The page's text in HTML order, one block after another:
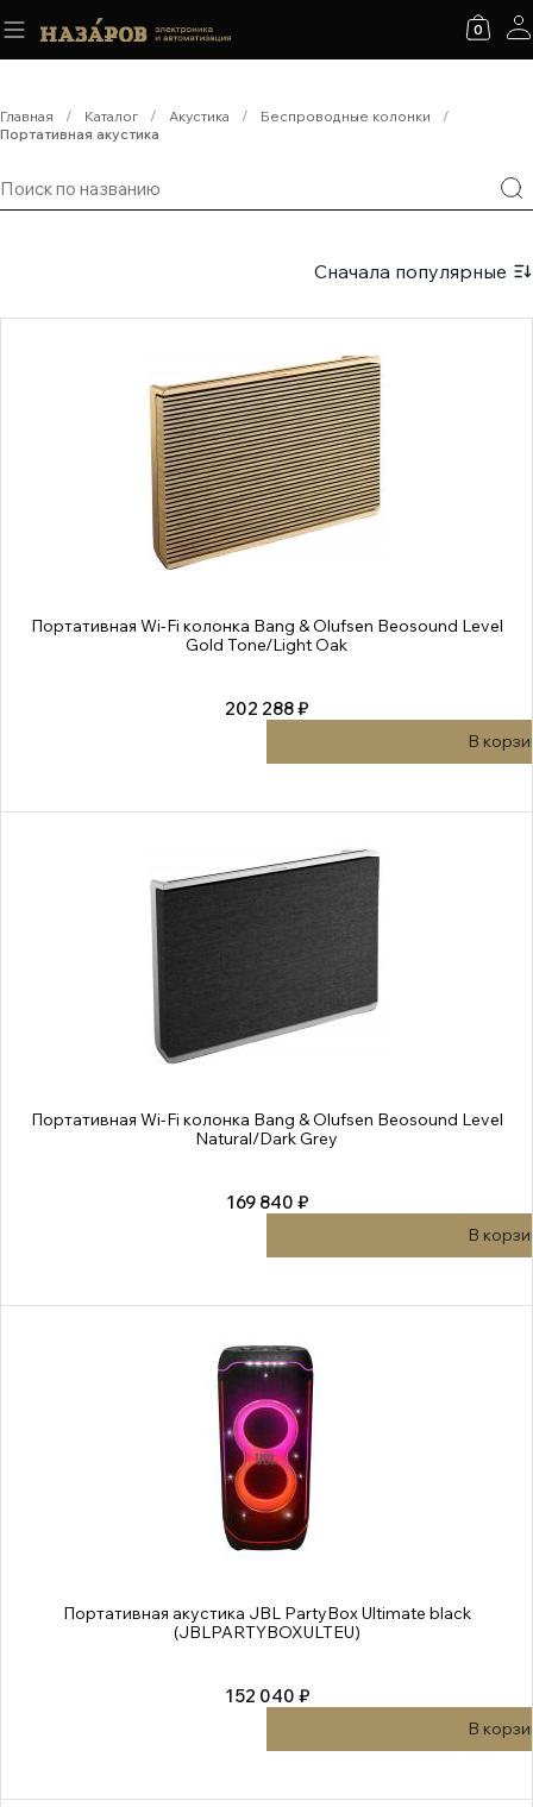
0
Главная / Каталог / Акустика / Беспроводные колонки
/
Портативная акустика
Сначала популярные
Портативная Wi-Fi колонка Bang & Olufsen Beosound Level
Gold Tone/Light Oak
202 288 ₽
В
Портативная Wi-Fi колонка Bang & Olufsen Beosound Level
Natural/Dark Grey
169 840 ₽
В
Портативная акустика JBL PartyBox Ultimate black
(JBLPARTYBOXULTEU)
152 040 ₽
В